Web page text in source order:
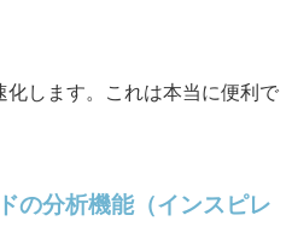
します。これは本当に便利で
の分析機能（インスピレ